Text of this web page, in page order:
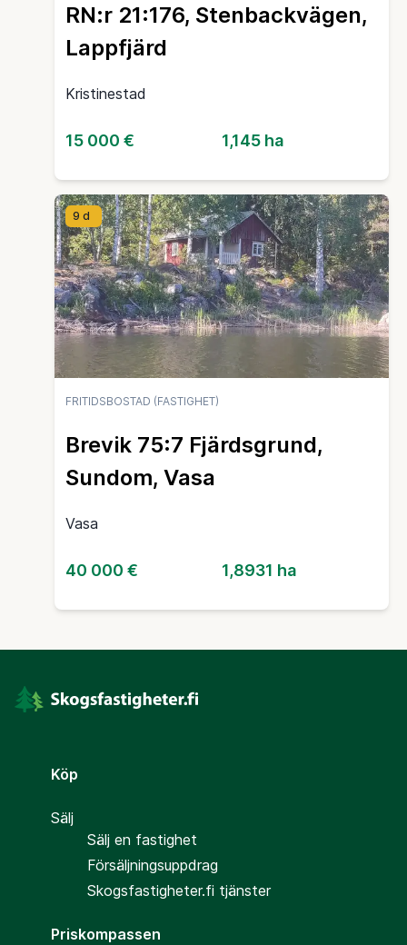
RN:r 21:176, Stenbackvägen,
Lappfjärd
Kristinestad
15 000 € 1,145 ha
9 d
FRITIDSBOSTAD (FASTIGHET)
Brevik 75:7 Fjärdsgrund,
Sundom, Vasa
Vasa
40 000 € 1,8931 ha
Köp
Sälj
Sälj en fastighet
Försäljningsuppdrag
Skogsfastigheter.fi tjänster
Priskompassen